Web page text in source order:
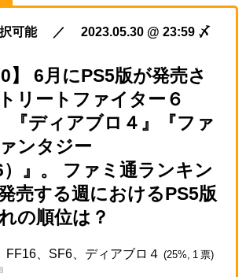
択可能 ／ 2023.05.30 @ 23:59 〆
】 6月にPS5版が発売さ
リートファイター６
『ディアブロ４』『ファ
ンタジー
）』。 ファミ通ランキン
売する週におけるPS5版
の順位は？
、SF6、ディアブロ４ (25%, 1 票)